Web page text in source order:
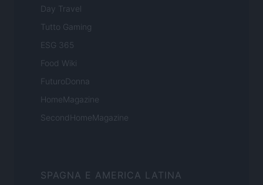
Day Travel
Tutto Gaming
ESG 365
Food Wiki
FuturoDonna
HomeMagazine
SecondHomeMagazine
SPAGNA E AMERICA LATINA